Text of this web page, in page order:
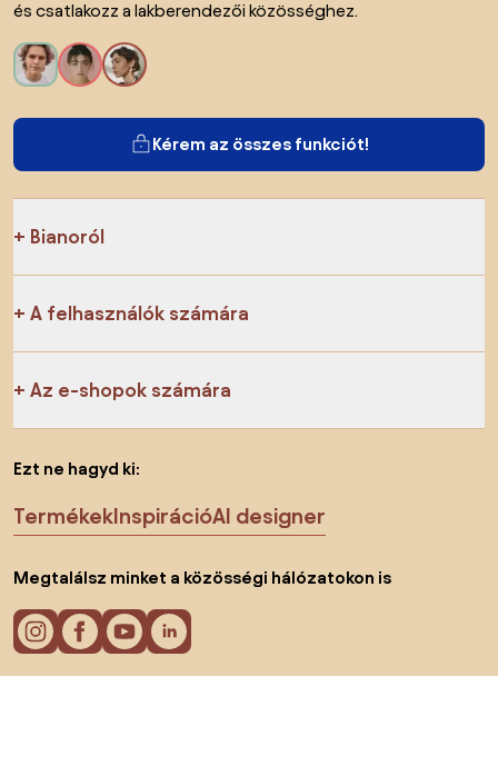
és csatlakozz a lakberendezői közösséghez.
Kérem az összes funkciót!
Bianoról
A felhasználók számára
Az e-shopok számára
Ezt ne hagyd ki:
TermékekInspirációAI designer
Megtalálsz minket a közösségi hálózatokon is